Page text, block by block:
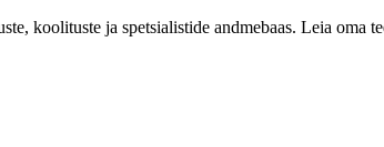
koolituste ja spetsialistide andmebaas. Leia oma